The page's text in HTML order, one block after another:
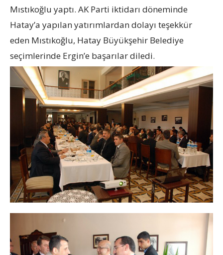
Mıstıkoğlu yaptı. AK Parti iktidarı döneminde
Hatay’a yapılan yatırımlardan dolayı teşekkür
eden Mıstıkoğlu, Hatay Büyükşehir Belediye
seçimlerinde Ergin’e başarılar diledi.